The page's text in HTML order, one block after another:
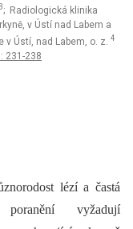
; Radiologická klinika
v Ústí nad Labem a
v Ústí, nad Labem, o. z. 4
231-238
lézí a častá
vyžadují